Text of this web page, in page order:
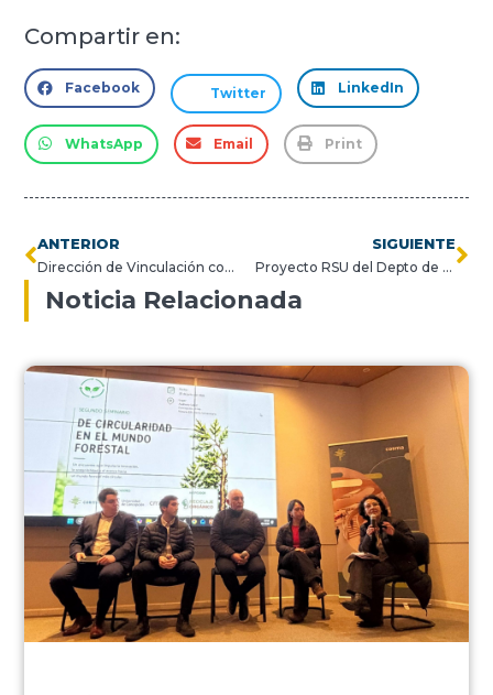
Compartir en:
Facebook Twitter LinkedIn
WhatsApp Email Print
ANTERIOR
Dirección de Vinculación con el Medio llama a estudiantes y departamentos a participar de proyectos de impacto social
SIGUIENTE
Proyecto RSU del Depto de Química y Medio Ambiente USM dirigido a emprendedores del rubro alimenticio finaliza con ceremonia de cierre
Noticia Relacionada